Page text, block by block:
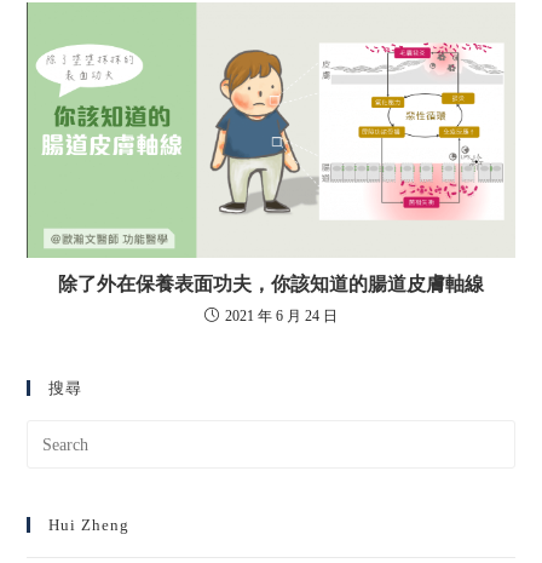
除了外在保養表面功夫，你該知道的腸道皮膚軸線
2021 年 6 月 24 日
搜尋
Hui Zheng